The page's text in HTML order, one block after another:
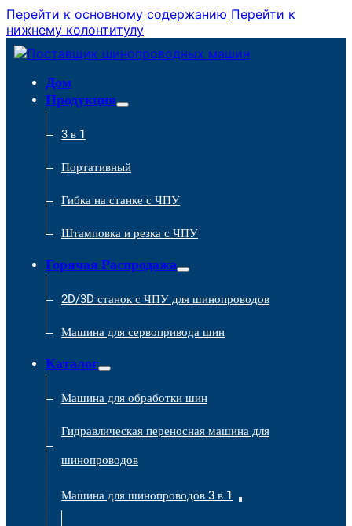
Перейти к основному содержанию Перейти к
нижнему колонтитулу
Дом
Продукция
3 в 1
Портативный
Гибка на станке с ЧПУ
Штамповка и резка с ЧПУ
Горячая Распродажа
2D/3D станок с ЧПУ для шинопроводов
Машина для сервопривода шин
Каталог
Машина для обработки шин
Гидравлическая переносная машина для
шинопроводов
Машина для шинопроводов 3 в 1